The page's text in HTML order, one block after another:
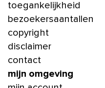
toegankelijkheid
bezoekersaantallen
copyright
disclaimer
contact
mijn omgeving